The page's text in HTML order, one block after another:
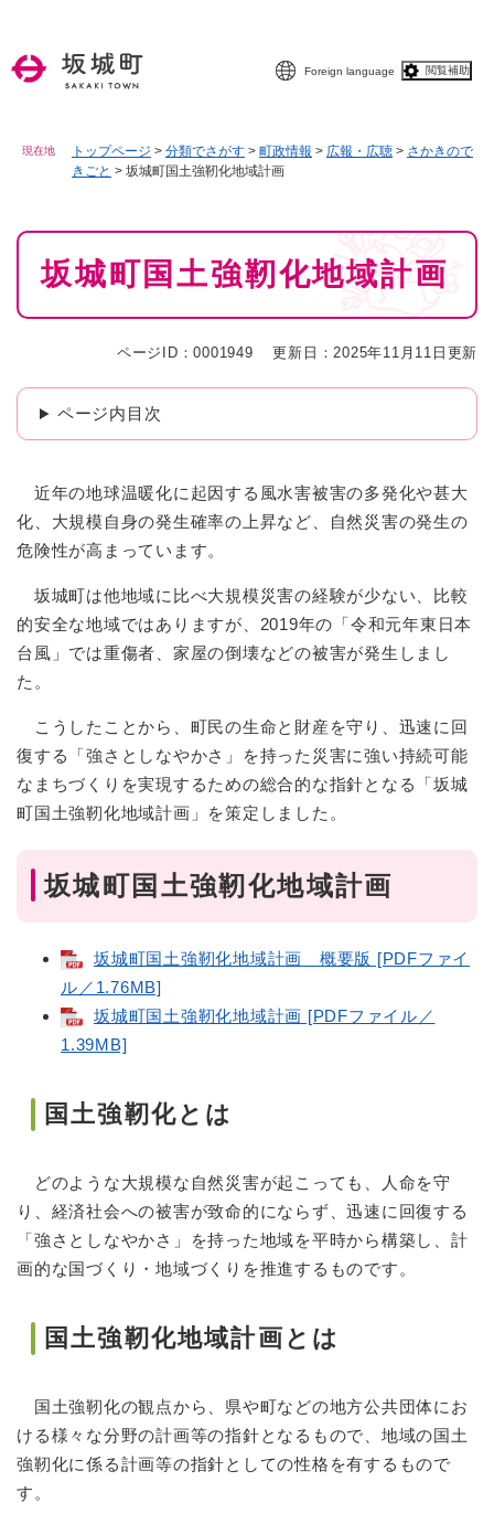
Foreign language 閲覧補助
現在地 トップページ > 分類でさがす > 町政情報 > 広報・広聴 > さかきので
きごと > 坂城町国土強靭化地域計画
本
坂城町国土強靭化地域計画
ページID：0001949 更新日：2025年11月11日更新
ページ内目次
近年の地球温暖化に起因する風水害被害の多発化や甚大
化、大規模自身の発生確率の上昇など、自然災害の発生の
危険性が高まっています。
坂城町は他地域に比べ大規模災害の経験が少ない、比較
的安全な地域ではありますが、2019年の「令和元年東日本
台風」では重傷者、家屋の倒壊などの被害が発生しまし
た。
こうしたことから、町民の生命と財産を守り、迅速に回
復する「強さとしなやかさ」を持った災害に強い持続可能
なまちづくりを実現するための総合的な指針となる「坂城
町国土強靭化地域計画」を策定しました。
坂城町国土強靭化地域計画
坂城町国土強靭化地域計画 概要版 [PDFファイ
ル／1.76MB]
坂城町国土強靭化地域計画 [PDFファイル／
1.39MB]
国土強靭化とは
どのような大規模な自然災害が起こっても、人命を守
り、経済社会への被害が致命的にならず、迅速に回復する
「強さとしなやかさ」を持った地域を平時から構築し、計
画的な国づくり・地域づくりを推進するものです。
国土強靭化地域計画とは
国土強靭化の観点から、県や町などの地方公共団体にお
ける様々な分野の計画等の指針となるもので、地域の国土
強靭化に係る計画等の指針としての性格を有するもので
す。